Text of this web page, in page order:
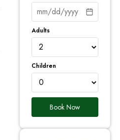
Adults
Children
Book Now